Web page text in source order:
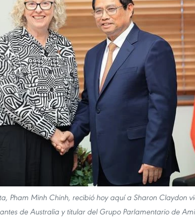
Pham Minh Chinh, recibió hoy aquí a Sharon Claydon
de Australia y titular del Grupo Parlamentario de